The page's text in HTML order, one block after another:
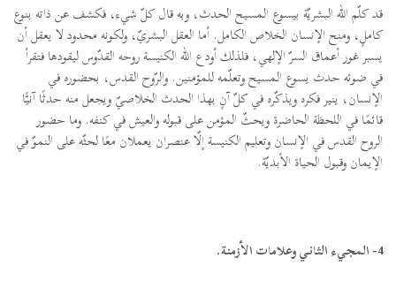
قد كلّم الله البشريّة بيسوع المسيح الحدث، وبه قال كلّ شيء، فكشف عن ذاته بنوع
كاملٍ، ومنح الإنسان الخلاص الكامل. أما العقل البشريّ، ولكونه محدود لا يعقل أن
يسبر غور أعماق السرّ الإلهي، فلذلك أودع الله الكنيسة روحه القدّوس ليقودها فتقرأ
في ضوئه حدث يسوع المسيح وتعلّمه للمؤمنين. والرّوح القدس، بحضوره في
الإنسان، ينير فكره ويذكّره في كلّ آنٍ بهذا الحدث الخلاصيّ ويجعل منه حدثًا آنيًّا
قائمًا في اللحظة الحاضرة ويحثّ المؤمن على قبوله والعيش في كنفه. وما حضور
الروح القدس في الإنسان وتعليم الكنيسة إلّا عنصران يعملان معًا لحثّه على النموّ في
الإيمان وقبول الحياة الأبديّة.
4- المجيء الثاني وعلامات الأزمنة.